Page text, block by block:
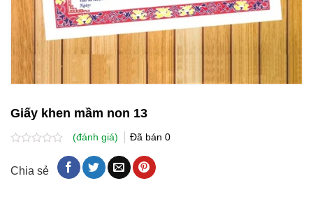
Giấy khen mầm non 13
xếp
hạng
(đánh giá) Đã bán 0
Chia sẻ